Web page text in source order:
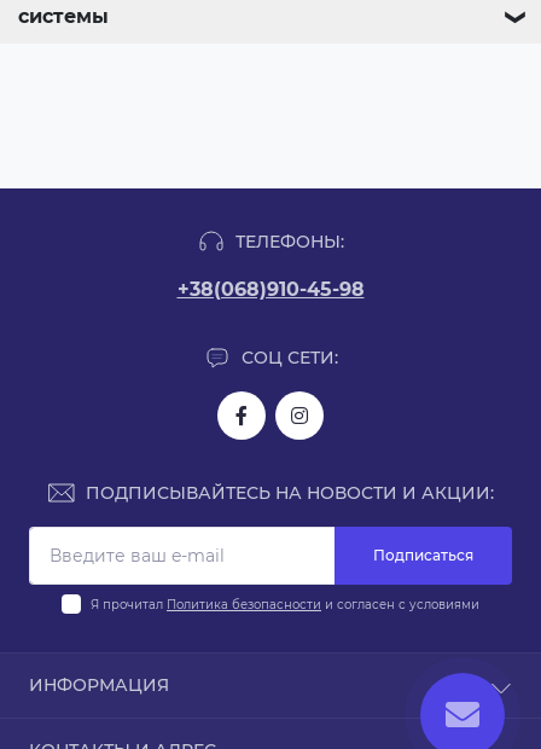
системы
❯
ТЕЛЕФОНЫ:
+38(068)910-45-98
СОЦ СЕТИ:
ПОДПИСЫВАЙТЕСЬ НА НОВОСТИ И АКЦИИ:
Подписаться
Я прочитал Политика безопасности и согласен с условиями
ИНФОРМАЦИЯ